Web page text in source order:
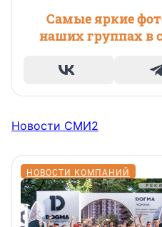
Самые яркие
наших группах в
Новости СМИ2
НОВОСТИ КОМПАНИЙ